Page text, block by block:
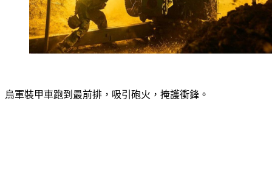
烏軍裝甲車跑到最前排，吸引砲火，掩護衝鋒。